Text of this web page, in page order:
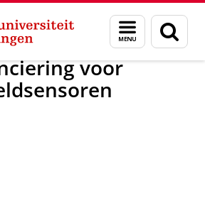
Menu
en
zoeken
Science and Engineering Nieuws
voor